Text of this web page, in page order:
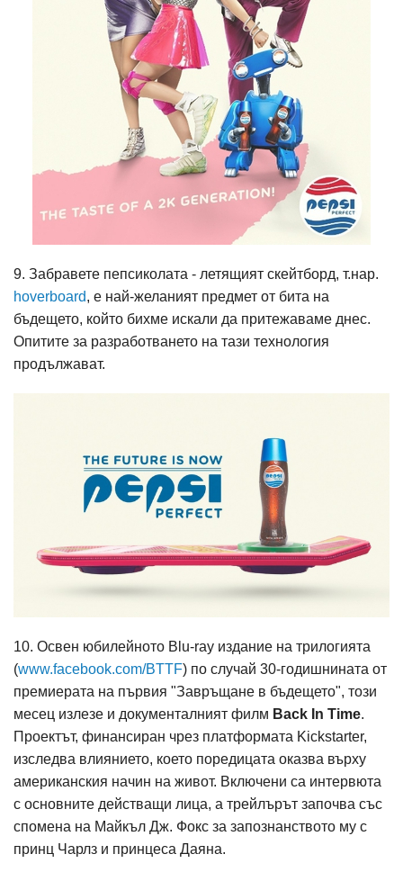
9. Забравете пепсиколата - летящият скейтборд, т.нар.
hoverboard, е най-желаният предмет от бита на
бъдещето, който бихме искали да притежаваме днес.
Опитите за разработването на тази технология
продължават.
10. Освен юбилейното Blu-ray издание на трилогията
(www.facebook.com/BTTF) по случай 30-годишнината от
премиерата на първия "Завръщане в бъдещето", този
месец излезе и документалният филм Back In Time.
Проектът, финансиран чрез платформата Kickstarter,
изследва влиянието, което поредицата оказва върху
американския начин на живот. Включени са интервюта
с основните действащи лица, а трейлърът започва със
спомена на Майкъл Дж. Фокс за запознанството му с
принц Чарлз и принцеса Даяна.